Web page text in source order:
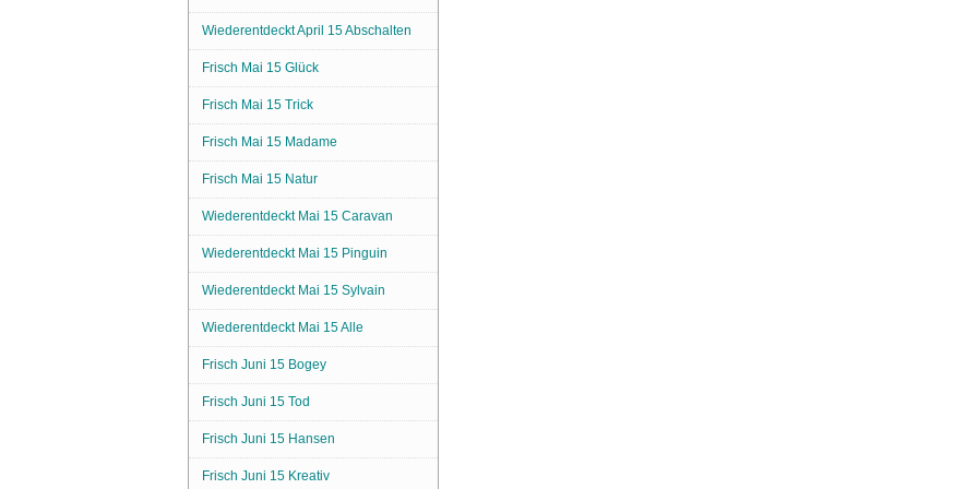
Wiederentdeckt April 15 Abschalten
Frisch Mai 15 Glück
Frisch Mai 15 Trick
Frisch Mai 15 Madame
Frisch Mai 15 Natur
Wiederentdeckt Mai 15 Caravan
Wiederentdeckt Mai 15 Pinguin
Wiederentdeckt Mai 15 Sylvain
Wiederentdeckt Mai 15 Alle
Frisch Juni 15 Bogey
Frisch Juni 15 Tod
Frisch Juni 15 Hansen
Frisch Juni 15 Kreativ